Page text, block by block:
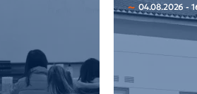
04.08.2026 -